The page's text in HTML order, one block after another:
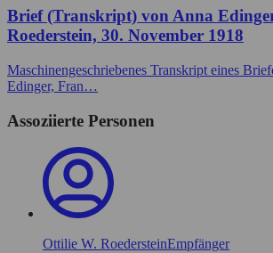
Brief (Transkript) von Anna
Roederstein, 30. November 1918
Maschinengeschriebenes Transkript eines
Edinger, Fran…
Assoziierte Personen
Ottilie W. RoedersteinEmpfänger